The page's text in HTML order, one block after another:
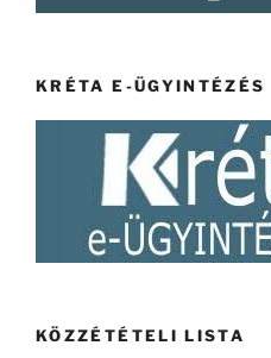
KRÉTA E-ÜGYINTÉZÉS
KÖZZÉTÉTELI LISTA